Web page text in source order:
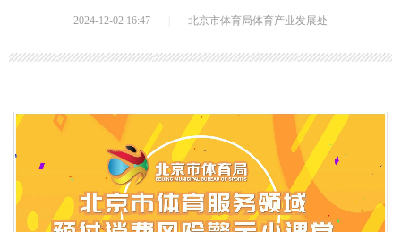
2024-12-02 16:47 北京市体育局体育产业发展处